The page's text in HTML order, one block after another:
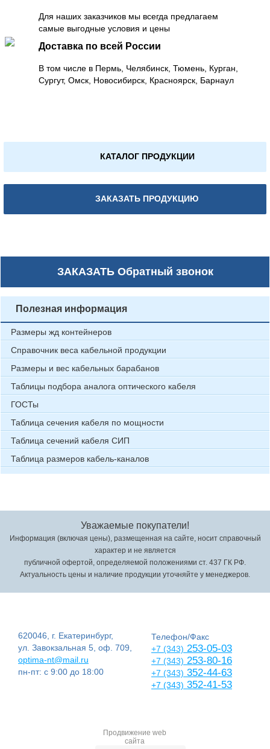
Для наших заказчиков мы всегда предлагаем
самые выгодные условия и цены
Доставка по всей России
В том числе в Пермь, Челябинск, Тюмень, Курган,
Сургут, Омск, Новосибирск, Красноярск, Барнаул
КАТАЛОГ ПРОДУКЦИИ
ЗАКАЗАТЬ ПРОДУКЦИЮ
ЗАКАЗАТЬОбратный звонок
Полезная информация
Размеры жд контейнеров
Справочник веса кабельной продукции
Размеры и вес кабельных барабанов
Таблицы подбора аналога оптического кабеля
ГОСТы
Таблица сечения кабеля по мощности
Таблица сечений кабеля СИП
Таблица размеров кабель-каналов
Уважаемые покупатели!
Информация (включая цены), размещенная на сайте, носит справочный
характер и не является
публичной офертой, определяемой положениями ст. 437 ГК РФ.
Актуальность цены и наличие продукции уточняйте у менеджеров.
620046, г. Екатеринбург,
ул. Завокзальная 5, оф. 709,
optima-nt@mail.ru
пн-пт: с 9:00 до 18:00
Телефон/Факс
+7 (343) 253-05-03
+7 (343) 253-80-16
+7 (343) 352-44-63
+7 (343) 352-41-53
Продвижение web
сайта